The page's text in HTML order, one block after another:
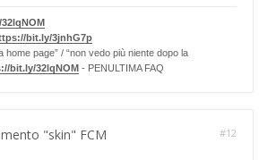
bit.ly/3jnhG7p
home page” / “non vedo più niente dopo la
bit.ly/32lqNOM - PENULTIMA FAQ
"skin" FCM #12